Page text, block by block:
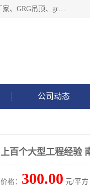
广东饰纪上品建材科技有限公司，主营grg材料、UHPC板、grc构件、uhpc幕墙板、grg厂家、grc厂家、uhpc厂家、GRG吊顶、grg石膏板、grg构件、外墙grc线条、grg造型、grg材料定制，uhpc高性能混凝土，uhpc构件，uhpc镂空挂板，grg材料生产厂家，广东grg厂家，广东grc厂家，联系方式*，2万平厂房，如果您对我公司的产品服务感兴趣，请联系我们。
公司动态
上百个大型工程经验
价格： 300.00 元/平方